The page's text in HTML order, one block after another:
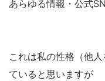
あらゆる情報・公式
これは私の性格（他
ていると思いますが